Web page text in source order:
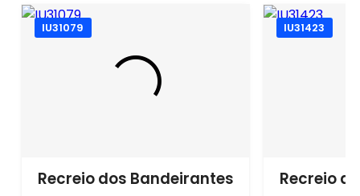
IU31079
Recreio dos Bandeirantes
IU31423
Recreio